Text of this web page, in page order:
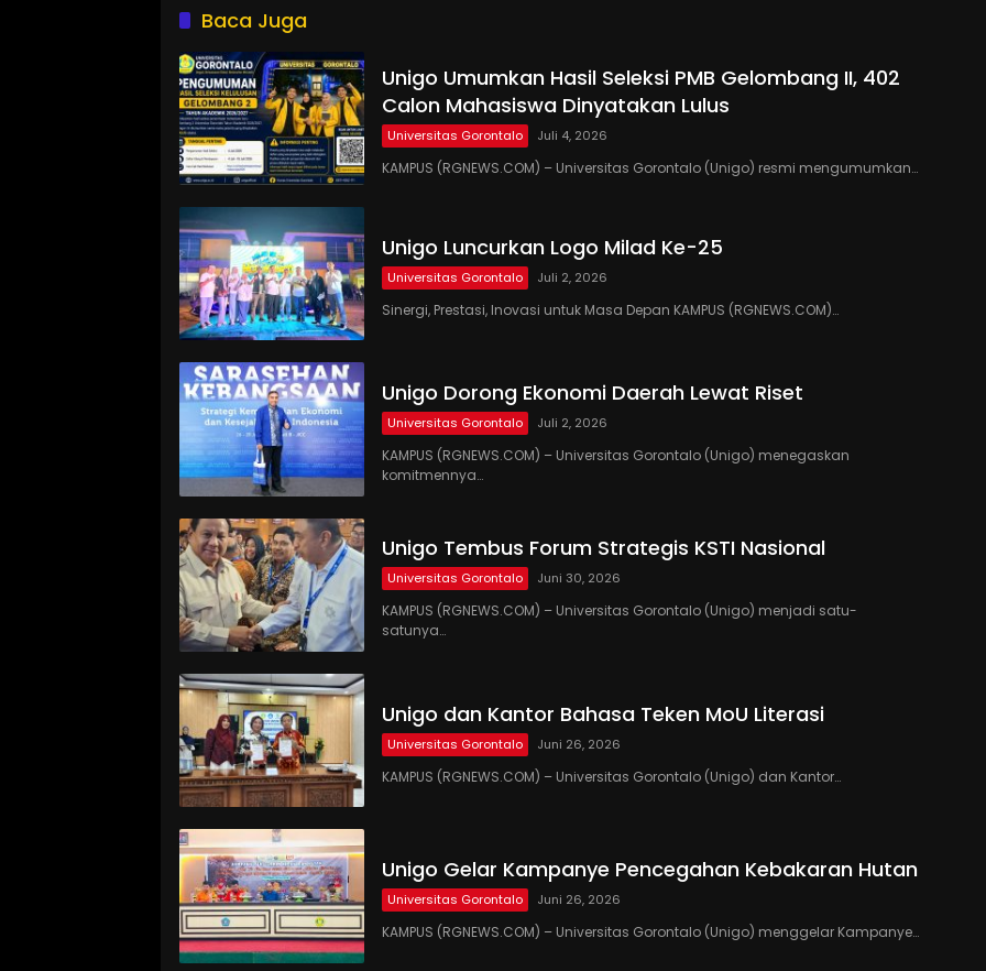
Baca Juga
Unigo Umumkan Hasil Seleksi PMB Gelombang II, 402
Calon Mahasiswa Dinyatakan Lulus
Universitas Gorontalo Juli 4, 2026
KAMPUS (RGNEWS.COM) – Universitas Gorontalo (Unigo) resmi mengumumkan…
Unigo Luncurkan Logo Milad Ke-25
Universitas Gorontalo Juli 2, 2026
Sinergi, Prestasi, Inovasi untuk Masa Depan KAMPUS (RGNEWS.COM)…
Unigo Dorong Ekonomi Daerah Lewat Riset
Universitas Gorontalo Juli 2, 2026
KAMPUS (RGNEWS.COM) – Universitas Gorontalo (Unigo) menegaskan
komitmennya…
Unigo Tembus Forum Strategis KSTI Nasional
Universitas Gorontalo Juni 30, 2026
KAMPUS (RGNEWS.COM) – Universitas Gorontalo (Unigo) menjadi satu-
satunya…
Unigo dan Kantor Bahasa Teken MoU Literasi
Universitas Gorontalo Juni 26, 2026
KAMPUS (RGNEWS.COM) – Universitas Gorontalo (Unigo) dan Kantor…
Unigo Gelar Kampanye Pencegahan Kebakaran Hutan
Universitas Gorontalo Juni 26, 2026
KAMPUS (RGNEWS.COM) – Universitas Gorontalo (Unigo) menggelar Kampanye…